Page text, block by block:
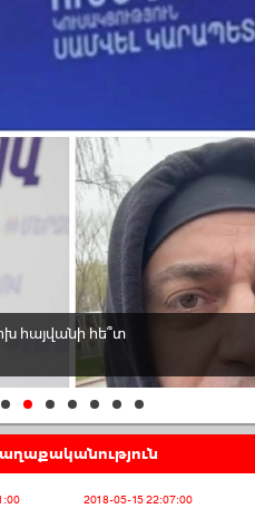
հայվանի հե՞տ
2018-05-15 22:07:00